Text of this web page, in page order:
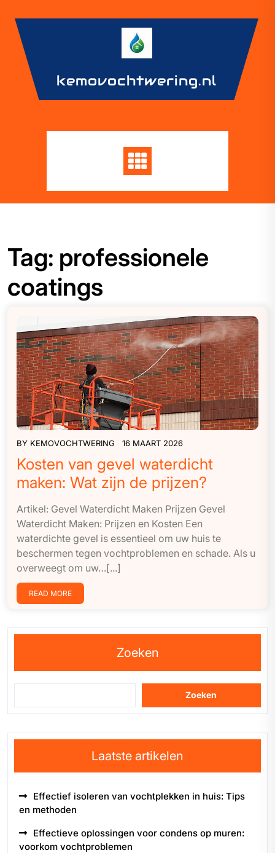
content
kemovochtwering.nl
Tag: professionele
coatings
BY KEMOVOCHTWERING 16 MAART 2026
Kosten van gevel waterdicht
maken: Wat zijn de prijzen?
Artikel: Gevel Waterdicht Maken Prijzen Gevel
Waterdicht Maken: Prijzen en Kosten Een
waterdichte gevel is essentieel om uw huis te
beschermen tegen vochtproblemen en schade. Als u
overweegt om uw…[...]
READ MORE
Zoeken
Zoeken
Laatste artikelen
Effectief isoleren van vochtplekken in huis: Tips
en methoden
Effectieve oplossingen voor condens op muren:
voorkom vochtproblemen